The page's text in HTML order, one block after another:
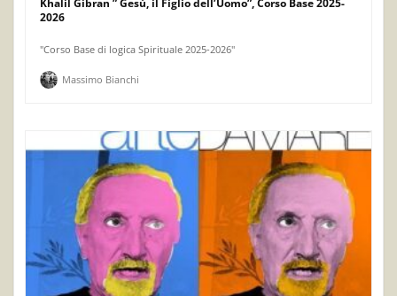
Khalil Gibran ” Gesù, il Figlio dell’Uomo”, Corso Base 2025-
2026
"Corso Base di logica Spirituale 2025-2026"
Massimo Bianchi